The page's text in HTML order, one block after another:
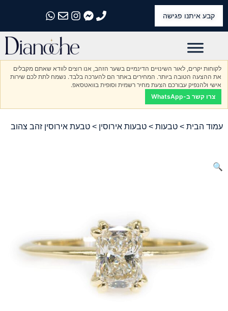
קבע איתנו פגישה
התקשרו אלינו
התקשרו אלינו
התקשרו אלינו
התקשרו אלינו
התקשרו אלינו
לקוחות יקרים, לאור השינויים הדינמיים בשער הזהב, אנו רוצים לוודא שאתם מקבלים
את ההצעה הטובה ביותר. המחירים באתר הם להערכה בלבד. נשמח לתת לכם שירות
אישי ולהנפיק עבורכם הצעת מחיר רשמית וסופית בוואטסאפ.
צרו קשר ב-WhatsApp
עמוד הבית > טבעות > טבעות אירוסין > טבעת אירוסין זהב צהוב
🔍